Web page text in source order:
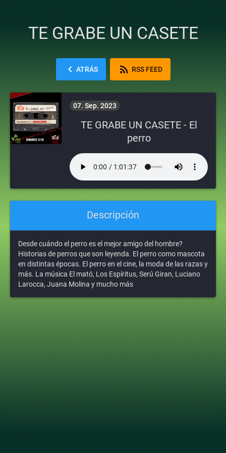
TE GRABE UN CASETE
chevron_left ATRÁS rss_feed RSS FEED
07. Sep. 2023
TE GRABE UN CASETE - El
perro
Descripción
Desde cuándo el perro es el mejor amigo del hombre?
Historias de perros que son leyenda. El perro como mascota
en distintas épocas. El perro en el cine, la moda de las razas y
más. La música El mató, Los Espíritus, Serú Giran, Luciano
Larocca, Juana Molina y mucho más